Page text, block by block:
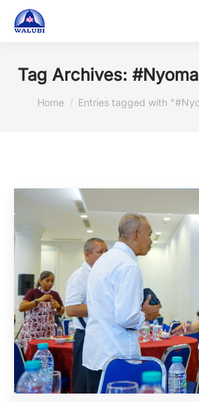
Tag Archives:
You are here:
Home Entries tagged with